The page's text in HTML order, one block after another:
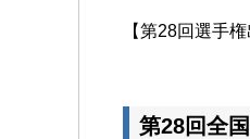
【第28回選手
第28回全